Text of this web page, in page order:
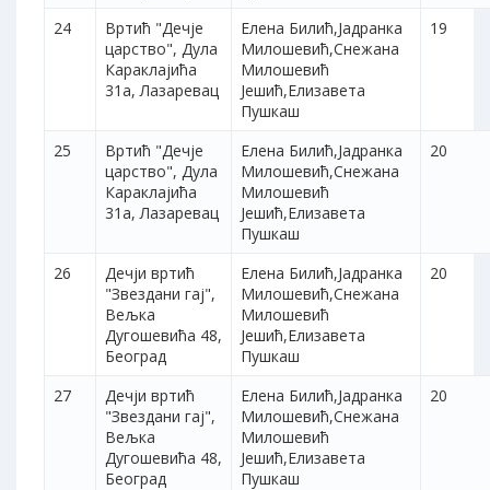
24
Вртић "Дечје
царство", Дула
Караклајића
31а, Лазаревац
Елена Билић,Јадранка
Милошевић,Снежана
Милошевић
Јешић,Елизавета
Пушкаш
19
25
Вртић "Дечје
царство", Дула
Караклајића
31а, Лазаревац
Елена Билић,Јадранка
Милошевић,Снежана
Милошевић
Јешић,Елизавета
Пушкаш
20
26
Дечји вртић
"Звездани гај",
Вељка
Дугошевића 48,
Београд
Елена Билић,Јадранка
Милошевић,Снежана
Милошевић
Јешић,Елизавета
Пушкаш
20
27
Дечји вртић
"Звездани гај",
Вељка
Дугошевића 48,
Београд
Елена Билић,Јадранка
Милошевић,Снежана
Милошевић
Јешић,Елизавета
Пушкаш
20